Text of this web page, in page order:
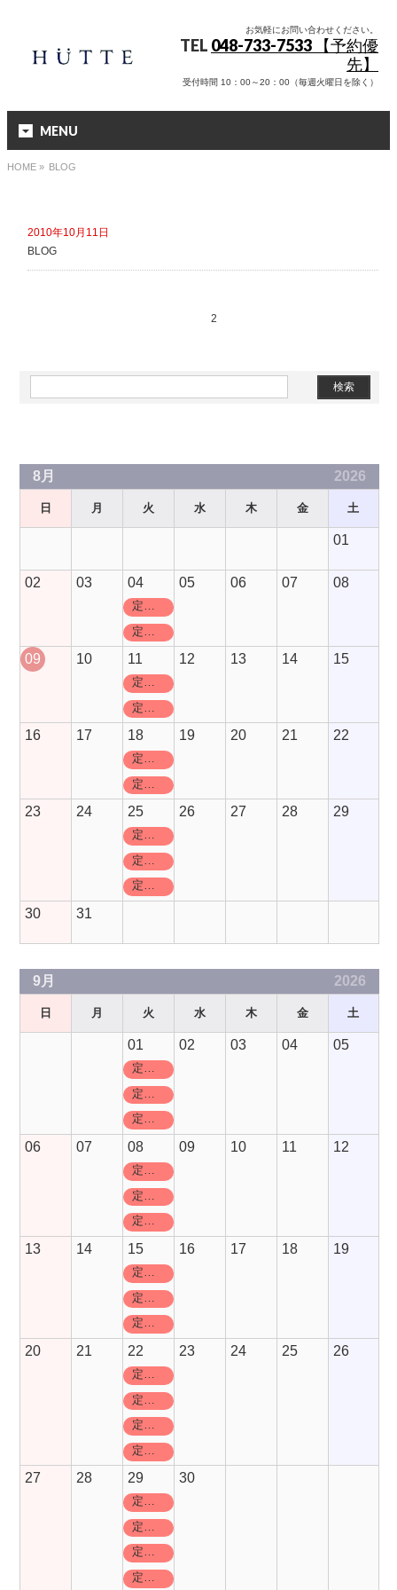
お気軽にお問い合わせください。
TEL 048-733-7533 【予約優
先】
受付時間 10：00～20：00（毎週火曜日を除く）
MENU
HOME » BLOG
2010年10月11日
BLOG
2
8月 2026
日 月 火 水 木 金 土
01
02 03 04
定休日
05 06 07 08
09 10 11
定休日
12 13 14 15
16 17 18
定休日
19 20 21 22
23 24 25
定休日
定休日
26 27 28 29
30 31
9月 2026
日 月 火 水 木 金 土
01
定休日
定休日
02 03 04 05
06 07 08
定休日
定休日
09 10 11 12
13 14 15
定休日
定休日
16 17 18 19
20 21 22
定休日
定休日
23 24 25 26
27 28 29
定休日
定休日
30